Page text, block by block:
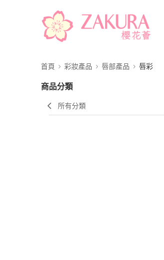
首頁 彩妝產品 唇部產品 唇彩
商品分類
所有分類